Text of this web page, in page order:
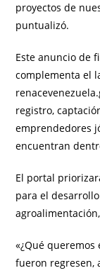
proyectos de
puntualizó.
Este anuncio de
complementa el
registro,
emprendedores
encuentran
El portal
para el
«¿Qué queremos
fueron regresen,